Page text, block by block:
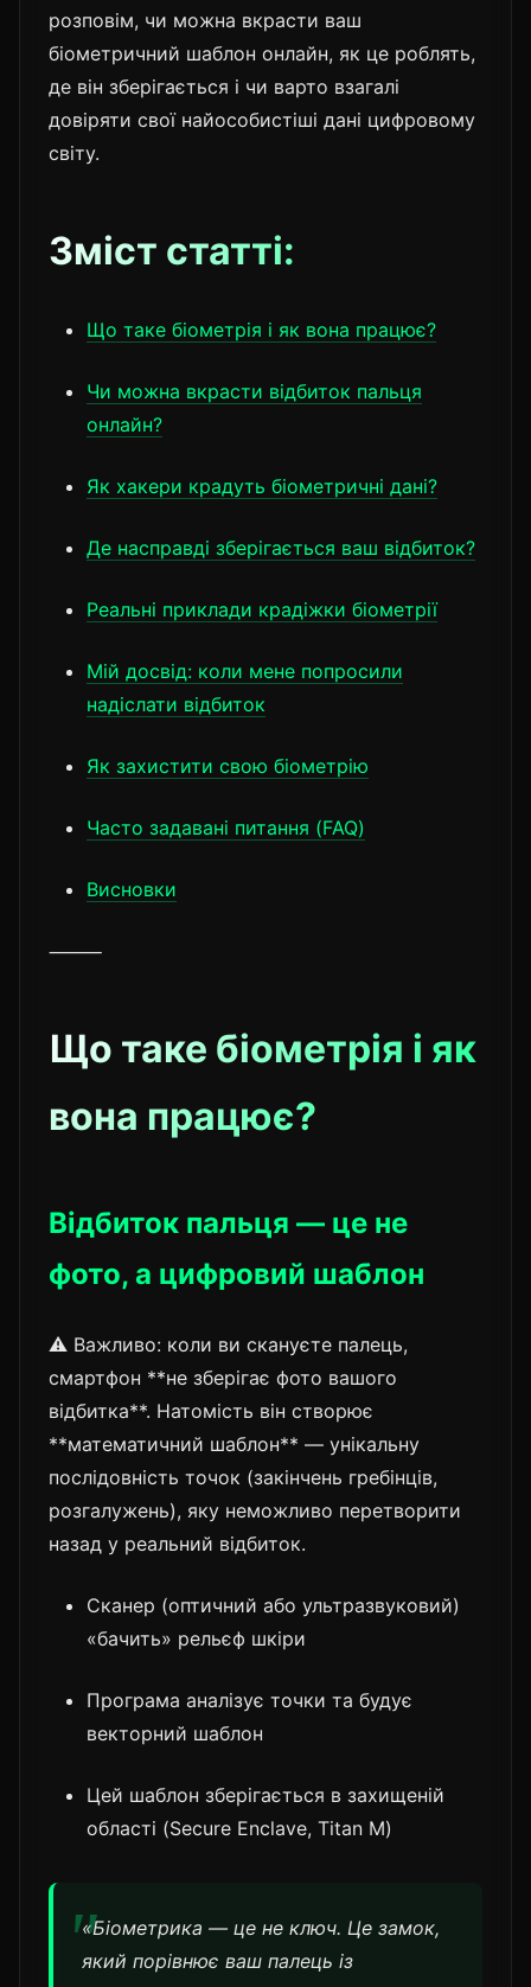
розповім, чи можна вкрасти ваш
біометричний шаблон онлайн, як це роблять,
де він зберігається і чи варто взагалі
довіряти свої найособистіші дані цифровому
світу.
Зміст статті:
Що таке біометрія і як вона працює?
Чи можна вкрасти відбиток пальця
онлайн?
Як хакери крадуть біометричні дані?
Де насправді зберігається ваш відбиток?
Реальні приклади крадіжки біометрії
Мій досвід: коли мене попросили
надіслати відбиток
Як захистити свою біометрію
Часто задавані питання (FAQ)
Висновки
⸻
Що таке біометрія і як
вона працює?
Відбиток пальця — це не
фото, а цифровий шаблон
⚠️ Важливо: коли ви скануєте палець,
смартфон **не зберігає фото вашого
відбитка**. Натомість він створює
**математичний шаблон** — унікальну
послідовність точок (закінчень гребінців,
розгалужень), яку неможливо перетворити
назад у реальний відбиток.
Сканер (оптичний або ультразвуковий)
«бачить» рельєф шкіри
Програма аналізує точки та будує
векторний шаблон
Цей шаблон зберігається в захищеній
області (Secure Enclave, Titan M)
«Біометрика — це не ключ. Це замок,
який порівнює ваш палець із